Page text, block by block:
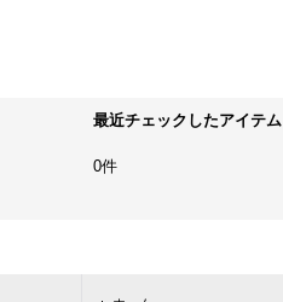
最近チェックしたアイテム
0件